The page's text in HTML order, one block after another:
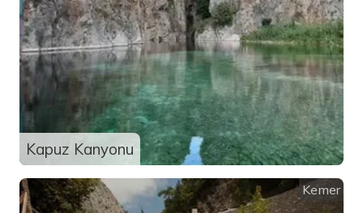
Kapuz Kanyonu
Kemer